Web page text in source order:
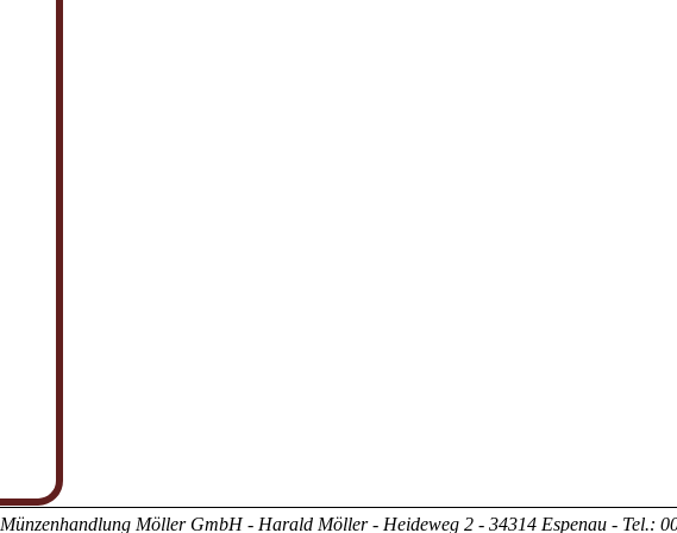
Münzenhandlung Möller GmbH - Harald Möller - Heideweg 2 - 34314 Espenau - Tel.: